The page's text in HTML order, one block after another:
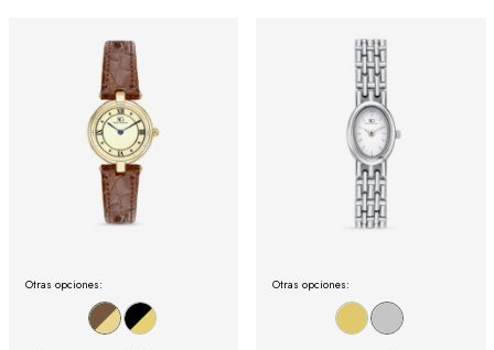
Otras opciones: Otras opciones: